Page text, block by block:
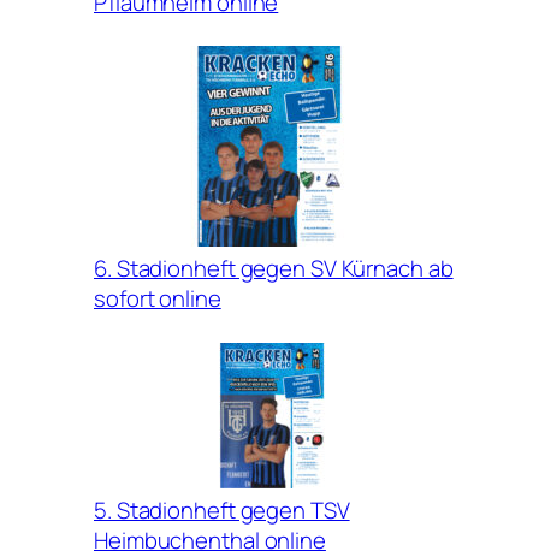
6. Stadionheft gegen SV Kürnach ab
sofort online
5. Stadionheft gegen TSV
Heimbuchenthal online